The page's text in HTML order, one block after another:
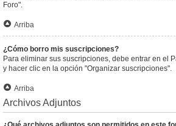
Foro".
Arriba
¿Cómo borro mis suscripciones?
Para eliminar sus suscripciones, debe entrar en el
y hacer clic en la opción "Organizar suscripciones".
Arriba
Archivos Adjuntos